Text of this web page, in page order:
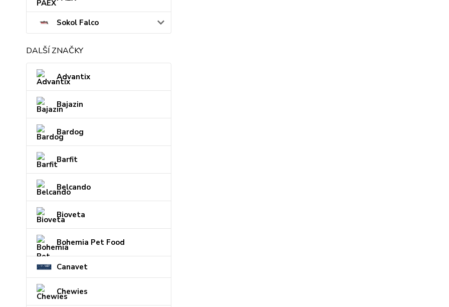
Sokol Falco
DALŠÍ ZNAČKY
Advantix
Bajazin
Bardog
Barfit
Belcando
Bioveta
Bohemia Pet Food
Canavet
Chewies